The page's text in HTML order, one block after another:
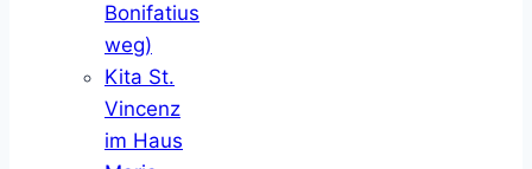
Bonifatius
weg)
Kita St.
Vincenz
im Haus